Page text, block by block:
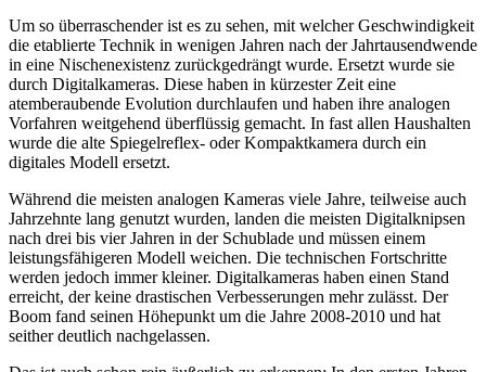
Um so überraschender ist es zu sehen, mit welcher Geschwindigkeit
die etablierte Technik in wenigen Jahren nach der Jahrtausendwende
in eine Nischenexistenz zurückgedrängt wurde. Ersetzt wurde sie
durch Digitalkameras. Diese haben in kürzester Zeit eine
atemberaubende Evolution durchlaufen und haben ihre analogen
Vorfahren weitgehend überflüssig gemacht. In fast allen Haushalten
wurde die alte Spiegelreflex- oder Kompaktkamera durch ein
digitales Modell ersetzt.
Während die meisten analogen Kameras viele Jahre, teilweise auch
Jahrzehnte lang genutzt wurden, landen die meisten Digitalknipsen
nach drei bis vier Jahren in der Schublade und müssen einem
leistungsfähigeren Modell weichen. Die technischen Fortschritte
werden jedoch immer kleiner. Digitalkameras haben einen Stand
erreicht, der keine drastischen Verbesserungen mehr zulässt. Der
Boom fand seinen Höhepunkt um die Jahre 2008-2010 und hat
seither deutlich nachgelassen.